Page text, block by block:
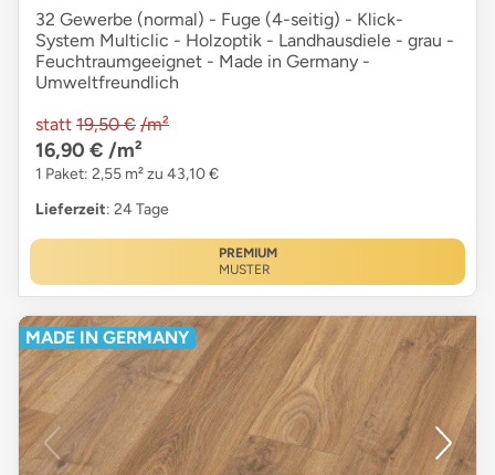
32 Gewerbe (normal) - Fuge (4-seitig) - Klick-
System Multiclic - Holzoptik - Landhausdiele - grau -
Feuchtraumgeeignet - Made in Germany -
Umweltfreundlich
statt 19,50 € /m²
16,90 € /m²
1 Paket: 2,55 m² zu 43,10 €
Lieferzeit: 24 Tage
PREMIUM
MUSTER
MADE IN GERMANY